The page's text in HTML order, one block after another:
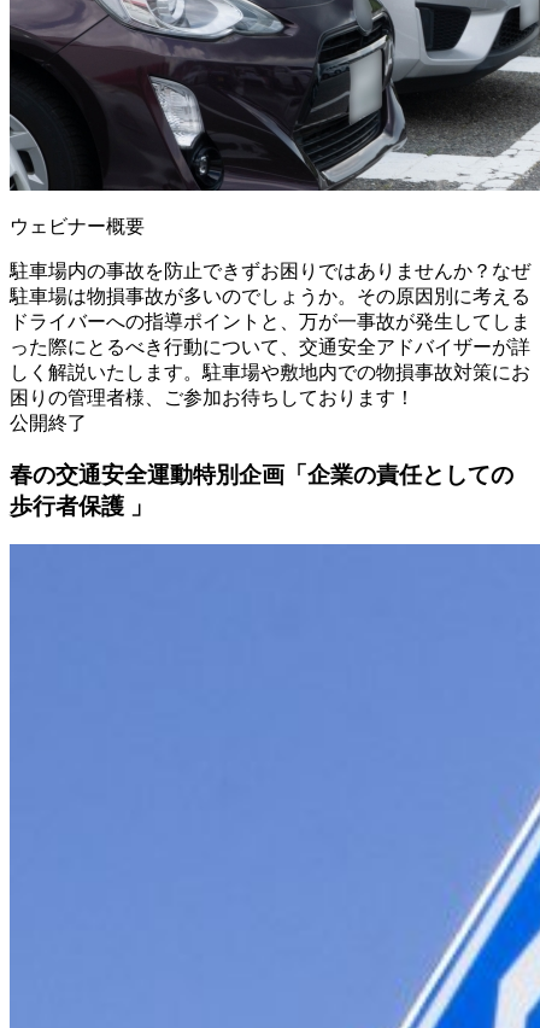
ウェビナー概要
駐車場内の事故を防止できずお困りではありませんか？なぜ
駐車場は物損事故が多いのでしょうか。その原因別に考える
ドライバーへの指導ポイントと、万が一事故が発生してしま
った際にとるべき行動について、交通安全アドバイザーが詳
しく解説いたします。駐車場や敷地内での物損事故対策にお
困りの管理者様、ご参加お待ちしております！
公開終了
春の交通安全運動特別企画「企業の責任としての
歩行者保護 」